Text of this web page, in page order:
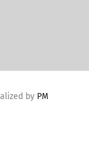
by PM